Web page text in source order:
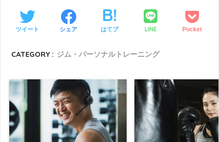
ツイート シェア はてブ LINE Pocket
CATEGORY : ジム・パーソナルトレーニング